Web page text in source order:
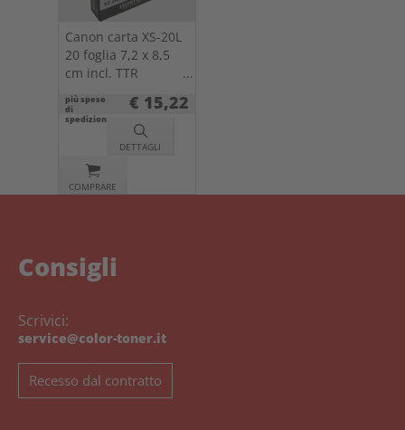
Canon carta XS-20L
20 foglia 7,2 x 8,5
cm incl. TTR
4119C002
più spese
di
spedizione
€ 15,22
DETTAGLI
COMPRARE
Consigli
Scrivici:
service@color-toner.it
Recesso dal contratto